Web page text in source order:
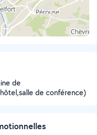
de
de conférence)